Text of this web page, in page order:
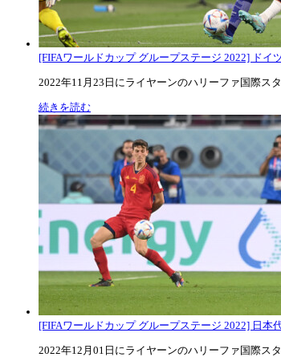
[FIFAワールドカップ グループステージ 2022] ドイ
2022年11月23日にライヤーンのハリーファ国際ス
続きを読む
[FIFAワールドカップ グループステージ 2022] 日本
2022年12月01日にライヤーンのハリーファ国際ス